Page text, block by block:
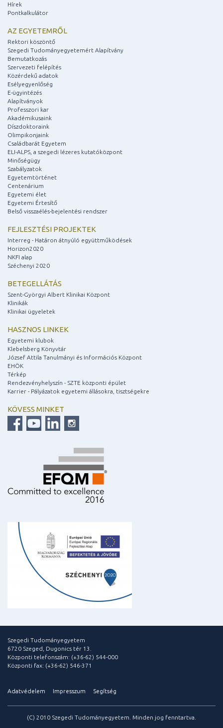
Hírek
Pontkalkulátor
AZ EGYETEMRŐL
Rektori köszöntő
Szegedi Tudományegyetemért Alapítvány
Bemutatkozás
Szervezeti felépítés
Közérdekű adatok
Esélyegyenlőség
E-ügyintézés
Alapítványok
Professzori kar
Akadémikusaink
Díszdoktoraink
Olimpikonjaink
Családbarát Egyetem
ELI-ALPS, a szegedi lézeres kutatóközpont
Minőségügy
Szabályzatok
Egyetemtörténet
Centenárium
Egyetemi élet
Egyetemi Értesítő
Belső visszaélés-bejelentési rendszer
FEJLESZTÉSI PROJEKTEK
Interreg - Határon átnyúló együttműködések
Horizon2020
NKFI alap
Széchenyi 2020
BETEGELLÁTÁS
Szent-Györgyi Albert Klinikai Központ
Klinikák
Klinikai ügyeletek
HASZNOS LINKEK
Egyetemi klubok
Klebelsberg Könyvtár
József Attila Tanulmányi és Információs Központ
EHÖK
Térkép
Rendezvényhelyszín - SZTE központi épület
Karrier - Pályázatok egyetemi állásokra, tisztségekre
KÖVESS MINKET
Szegedi Tudományegyetem
6720 Szeged, Dugonics tér 13.
Központi telefonszám: (+36-62) 544-000
Központi fax: (+36-62) 546-371
Adatvédelem Impresszum Segítség
(C) 2010 Szegedi Tudományegyetem. Minden jog fenntartva.